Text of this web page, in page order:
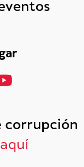
corrupción
aquí